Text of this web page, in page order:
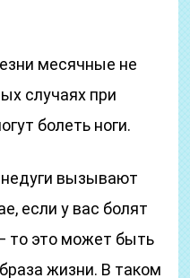
месячные не
случаях при
болеть ноги.
вызывают
если у вас болят
то это может быть
жизни. В таком